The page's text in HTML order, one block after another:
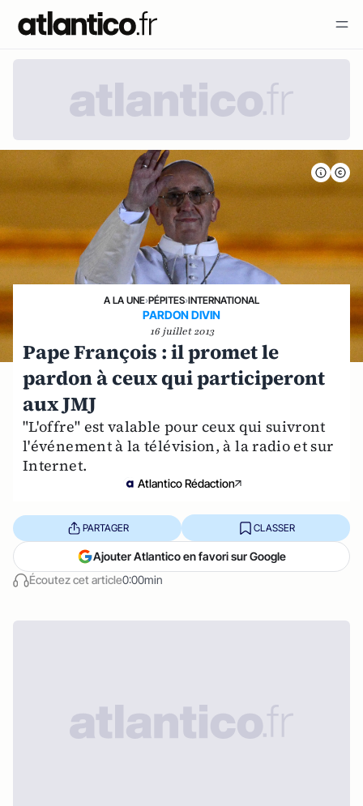
A LA UNE›PÉPITES›INTERNATIONAL
PARDON DIVIN
16 juillet 2013
Pape François : il promet le
pardon à ceux qui participeront
aux JMJ
"L'offre" est valable pour ceux qui suivront
l'événement à la télévision, à la radio et sur
Internet.
Atlantico Rédaction
Écoutez cet article0:00min
PARTAGER CLASSER
Ajouter Atlantico en favori sur Google